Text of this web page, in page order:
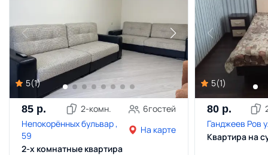
5(1)
85 р. 2-комн. 6гостей
Непокорённых бульвар ,
59
На карте
2-х комнатные квартира
5(1)
80 р.
Ганджеев Ров
Квартира на